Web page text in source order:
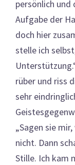
persönlich und
Aufgabe der
doch hier
stelle ich
rüber und riss
sehr
„Sagen sie
nicht. Dann
Stille. Ich kam